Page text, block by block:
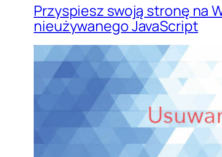
Przyspiesz swoją stronę na
nieużywanego JavaScript